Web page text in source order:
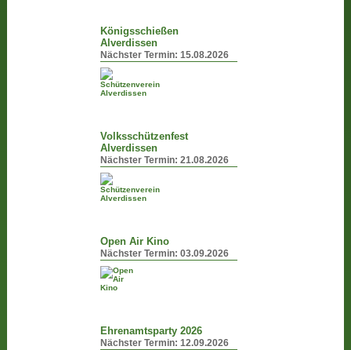
Königsschießen
Alverdissen
Nächster Termin:15.08.2026
Volksschützenfest
Alverdissen
Nächster Termin:21.08.2026
Open Air Kino
Nächster Termin:03.09.2026
Ehrenamtsparty 2026
Nächster Termin:12.09.2026